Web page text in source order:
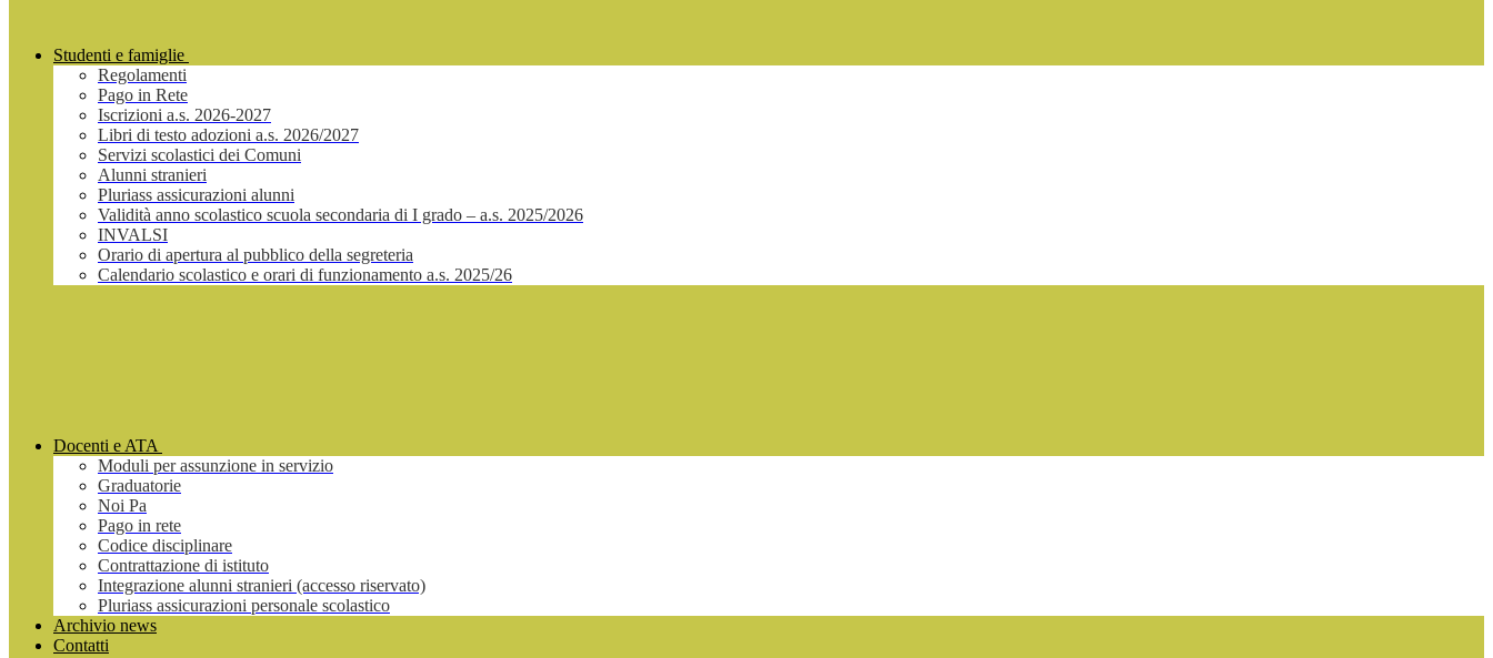
Studenti e famiglie
Regolamenti
Pago in Rete
Iscrizioni a.s. 2026-2027
Libri di testo adozioni a.s. 2026/2027
Servizi scolastici dei Comuni
Alunni stranieri
Pluriass assicurazioni alunni
Validità anno scolastico scuola secondaria di I grado – a.s. 2025/2026
INVALSI
Orario di apertura al pubblico della segreteria
Calendario scolastico e orari di funzionamento a.s. 2025/26
Docenti e ATA
Moduli per assunzione in servizio
Graduatorie
Noi Pa
Pago in rete
Codice disciplinare
Contrattazione di istituto
Integrazione alunni stranieri (accesso riservato)
Pluriass assicurazioni personale scolastico
Archivio news
Contatti